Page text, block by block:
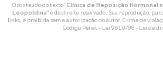
O conteúdo do texto "Clínica de Reposição Hormonal
Leopoldina" é de direito reservado. Sua reprodução,
links, é proibida sem a autorização do autor. Crime de
Código Penal – Lei 9610/98 - Lei de